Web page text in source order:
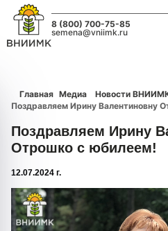
8 (800) 700-75-85
semena@vniimk.ru
Главная Медиа
Новости
Поздравляем Ирину Валентиновну
Поздравляем Ирину
Отрошко с юбилеем!
12.07.2024 г.